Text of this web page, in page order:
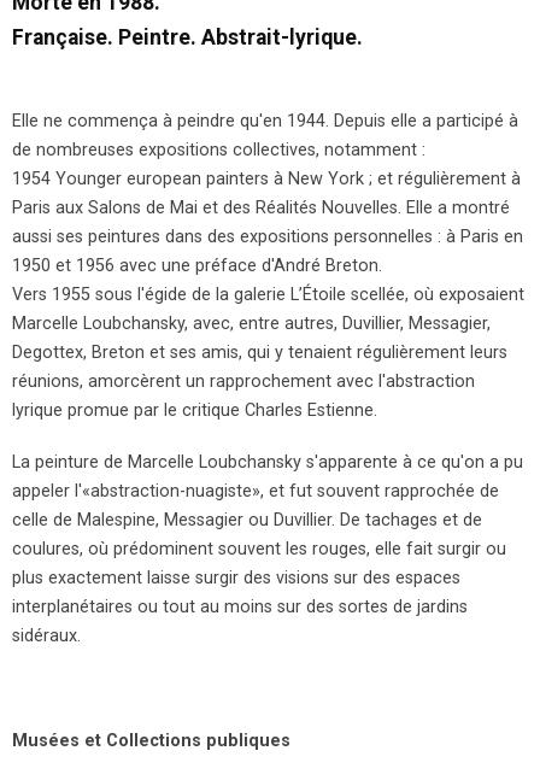
Française. Peintre. Abstrait-lyrique.
Elle ne commença à peindre qu'en 1944. Depuis elle a participé à
de nombreuses expositions collectives, notamment :
1954 Younger european painters à New York ; et régulièrement à
Paris aux Salons de Mai et des Réalités Nouvelles. Elle a montré
aussi ses peintures dans des expositions personnelles : à Paris en
1950 et 1956 avec une préface d'André Breton.
Vers 1955 sous l'égide de la galerie L’Étoile scellée, où exposaient
Marcelle Loubchansky, avec, entre autres, Duvillier, Messagier,
Degottex, Breton et ses amis, qui y tenaient régulièrement leurs
réunions, amorcèrent un rapprochement avec l'abstraction
lyrique promue par le critique Charles Estienne.
La peinture de Marcelle Loubchansky s'apparente à ce qu'on a pu
appeler l'«abstraction-nuagiste», et fut souvent rapprochée de
celle de Malespine, Messagier ou Duvillier. De tachages et de
coulures, où prédominent souvent les rouges, elle fait surgir ou
plus exactement laisse surgir des visions sur des espaces
interplanétaires ou tout au moins sur des sortes de jardins
sidéraux.
Musées et Collections publiques